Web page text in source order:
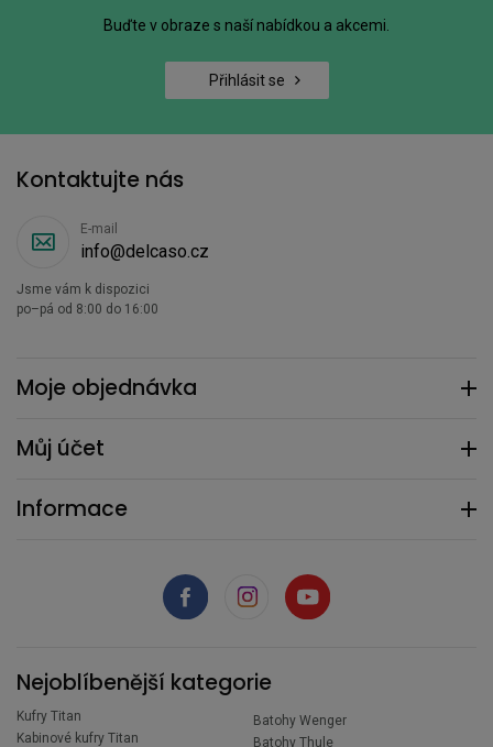
Buďte v obraze s naší nabídkou a akcemi.
Přihlásit se
Moje objednávka
Můj účet
Informace
Kontaktujte nás
E-mail
info@delcaso.cz
Jsme vám k dispozici
po–pá od 8:00 do 16:00
Nejoblíbenější kategorie
Kufry Titan
Kabinové kufry Titan
Batohy Wenger
Batohy Thule